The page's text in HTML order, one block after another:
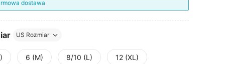
dostawa
US Rozmiar
6 (M) 8/10 (L) 12 (XL)